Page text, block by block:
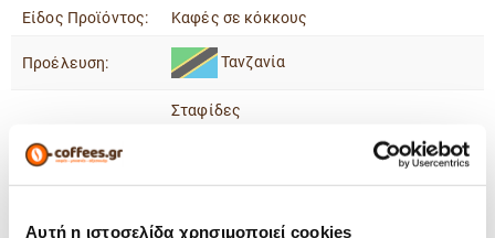
Αυτή η ιστοσελίδα χρησιμοποιεί cookies
Είδος Προϊόντος: Καφές σε κόκκους
Προέλευση: Τανζανία
Γευστικές Νότες:
Σταφίδες
Single Origin: